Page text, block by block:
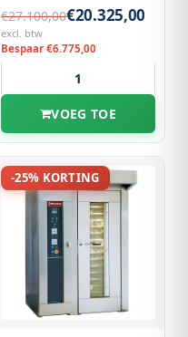
€27.100,00€20.325,00
excl. btw
Bespaar €6.775,00
VOEG TOE
-25% KORTING